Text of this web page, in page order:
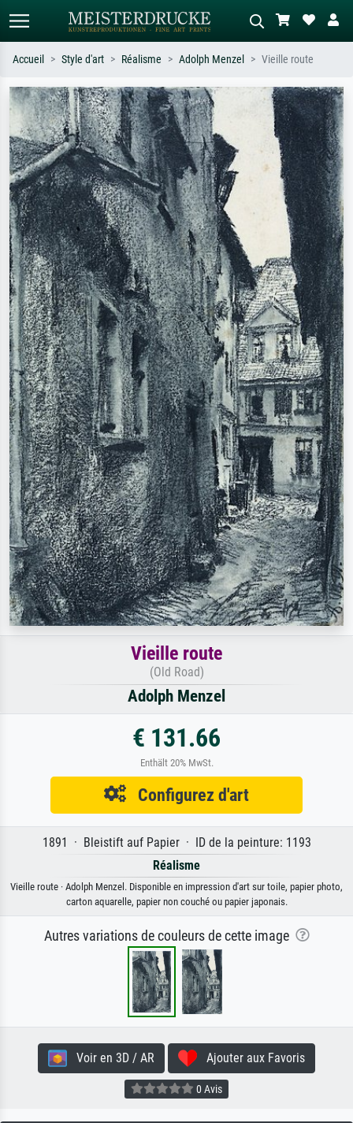
Recherche standard Recherche d'images IA
Recherchez par artiste, titre ou style –
ex. Monet, Nuit étoilée,
impressionnisme, vague de Hokusai,
nu.
Décrivez la scène – ex. prairie verte,
abstrait avec beaucoup de rouge,
tableau sombre, nu debout près d'un
arbre.
Accueil Style d'art Réalisme Adolph Menzel Vieille route
Vieille route
(Old Road)
Adolph Menzel
€ 131.66
Enthält 20% MwSt.
Configurez d'art
1891 · Bleistift auf Papier · ID de la peinture: 1193
Réalisme
Vieille route · Adolph Menzel. Disponible en impression d'art sur toile, papier photo,
carton aquarelle, papier non couché ou papier japonais.
Autres variations de couleurs de cette image
Voir en 3D / AR Ajouter aux Favoris
0 Avis